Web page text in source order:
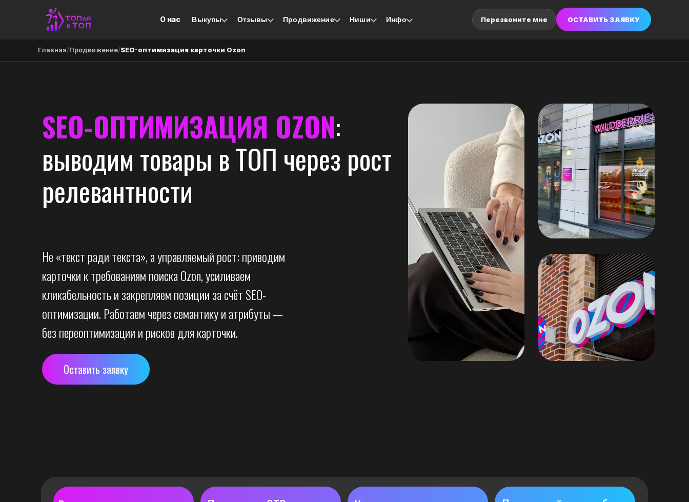
О нас Выкупы Отзывы Продвижение Ниши Инфо Перезвоните мне ОСТАВИТЬ ЗАЯВКУ
Главная/Продвижение/SEO-оптимизация карточки Ozon
SEO-ОПТИМИЗАЦИЯ OZON:
выводим товары в ТОП через рост
релевантности
Не «текст ради текста», а управляемый рост: приводим
карточки к требованиям поиска Ozon, усиливаем
кликабельность и закрепляем позиции за счёт SEO-
оптимизации. Работаем через семантику и атрибуты —
без переоптимизации и рисков для карточки.
Оставить заявку